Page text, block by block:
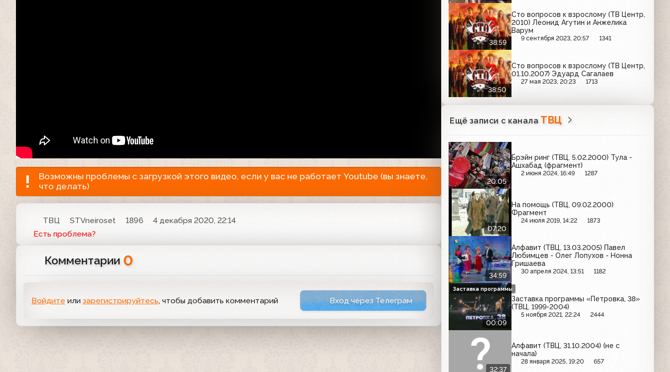
Возможны проблемы с загрузкой этого видео, если у вас не работает Youtube (вы знаете,
что делать)
ТВЦ STVneiroset 1896
4 декабря 2020, 22:14
Есть проблема?
Комментарии 0
Войдите или зарегистрируйтесь, чтобы добавить комментарий Вход через Телеграм
38:59
Сто вопросов к взрослому (ТВ Центр,
2010) Леонид Агутин и Анжелика
Варум
9 сентября 2023, 20:57 1341
38:50
Сто вопросов к взрослому (ТВ Центр,
01.10.2007) Эдуард Сагалаев
27 мая 2023, 20:23 1713
Ещё записи с канала ТВЦ
20:05
Брэйн ринг (ТВЦ, 5.02.2000) Тула -
Ашхабад (фрагмент)
2 июня 2024, 16:49 1287
07:20
На помощь (ТВЦ, 09.02.2000)
Фрагмент
24 июля 2019, 14:22 1873
34:59
Алфавит (ТВЦ, 13.03.2005) Павел
Любимцев - Олег Лопухов - Нонна
Гришаева
30 апреля 2024, 13:51 1182
00:09
Заставка программы «Петровка, 38»
(ТВЦ, 1999-2004)
5 ноября 2021, 22:24 2444
Заставка программы
32:37
Алфавит (ТВЦ, 31.10.2004) (не с
начала)
28 января 2025, 19:20 657